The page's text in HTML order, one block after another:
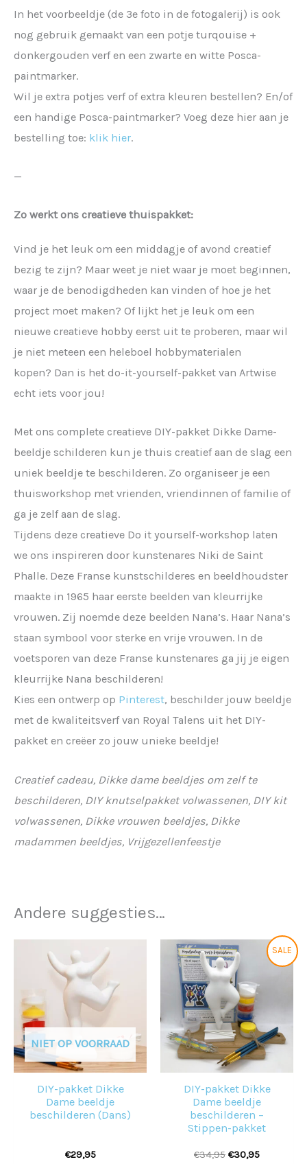
In het voorbeeldje (de 3e foto in de fotogalerij) is ook
nog gebruik gemaakt van een potje turqouise +
donkergouden verf en een zwarte en witte Posca-
paintmarker.
Wil je extra potjes verf of extra kleuren bestellen? En/of
een handige Posca-paintmarker? Voeg deze hier aan je
bestelling toe: klik hier.
—
Zo werkt ons creatieve thuispakket:
Vind je het leuk om een middagje of avond creatief
bezig te zijn? Maar weet je niet waar je moet beginnen,
waar je de benodigdheden kan vinden of hoe je het
project moet maken? Of lijkt het je leuk om een
nieuwe creatieve hobby eerst uit te proberen, maar wil
je niet meteen een heleboel hobbymaterialen
kopen? Dan is het do-it-yourself-pakket van Artwise
echt iets voor jou!
Met ons complete creatieve DIY-pakket Dikke Dame-
beeldje schilderen kun je thuis creatief aan de slag een
uniek beeldje te beschilderen. Zo organiseer je een
thuisworkshop met vrienden, vriendinnen of familie of
ga je zelf aan de slag.
Tijdens deze creatieve Do it yourself-workshop laten
we ons inspireren door kunstenares Niki de Saint
Phalle. Deze Franse kunstschilderes en beeldhoudster
maakte in 1965 haar eerste beelden van kleurrijke
vrouwen. Zij noemde deze beelden Nana’s. Haar Nana’s
staan symbool voor sterke en vrije vrouwen. In de
voetsporen van deze Franse kunstenares ga jij je eigen
kleurrijke Nana beschilderen!
Kies een ontwerp op Pinterest, beschilder jouw beeldje
met de kwaliteitsverf van Royal Talens uit het DIY-
pakket en creëer zo jouw unieke beeldje!
Creatief cadeau, Dikke dame beeldjes om zelf te
beschilderen, DIY knutselpakket volwassenen, DIY kit
volwassenen, Dikke vrouwen beeldjes, Dikke
madammen beeldjes, Vrijgezellenfeestje
Andere suggesties…
NIET OP VOORRAAD
DIY-pakket Dikke
Dame beeldje
beschilderen (Dans)
€29,95
SALE
DIY-pakket Dikke
Dame beeldje
beschilderen –
Stippen-pakket
€34,95
Oorspronkelijke
prijs
was:
€34,95.
€30,95
Huidige
prijs
€30,95.
Dit
optie